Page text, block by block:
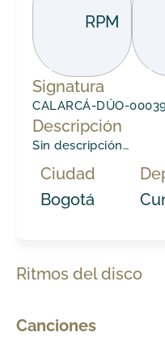
RPM
Signatura
CALARCÁ-DÚO-
Descripción
Sin descripción…
Ciudad
Bogotá
Ritmos del disco
Canciones